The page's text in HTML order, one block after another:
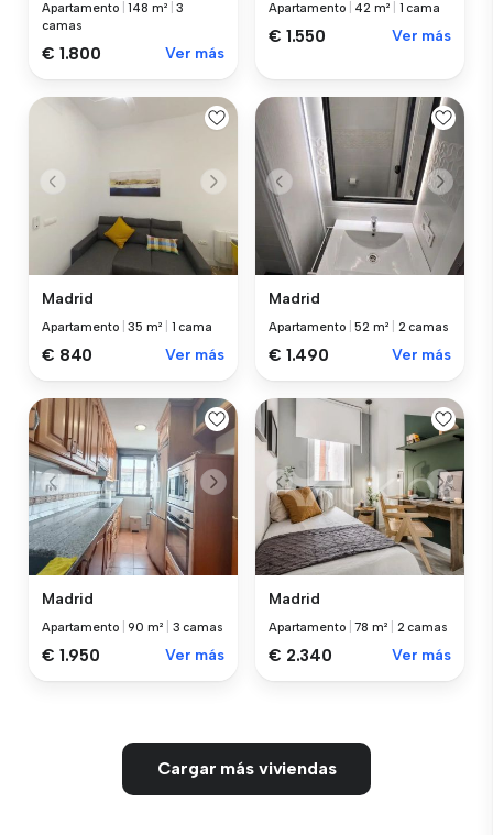
Apartamento |148 m² |3
camas
€ 1.800 Ver más
Apartamento 42 m² 1 cama
€ 1.550 Ver más
Madrid
Apartamento |35 m² 1 cama
€ 840 Ver más
Madrid
Apartamento |52 m² 2 camas
€ 1.490 Ver más
Madrid
Apartamento |90 m² 3 camas
€ 1.950 Ver más
Madrid
Apartamento |78 m² 2 camas
€ 2.340 Ver más
Cargar más viviendas